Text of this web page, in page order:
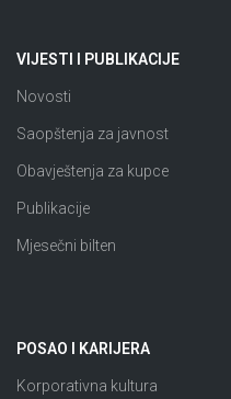
VIJESTI I PUBLIKACIJE
Novosti
Saopštenja za javnost
Obavještenja za kupce
Publikacije
Mjesečni bilten
POSAO I KARIJERA
Korporativna kultura